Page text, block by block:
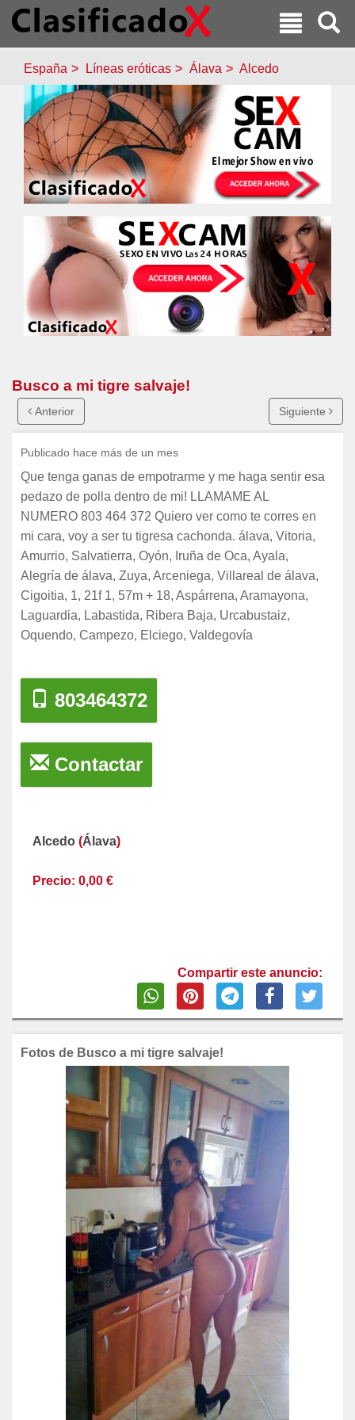
España Líneas eróticas Álava Alcedo
Busco a mi tigre salvaje!
Anterior Siguiente
Publicado hace más de un mes
Que tenga ganas de empotrarme y me haga sentir esa
pedazo de polla dentro de mi! LLAMAME AL
NUMERO 803 464 372 Quiero ver como te corres en
mi cara, voy a ser tu tigresa cachonda. álava, Vitoria,
Amurrio, Salvatierra, Oyón, Iruña de Oca, Ayala,
Alegría de álava, Zuya, Arceniega, Villareal de álava,
Cigoitia, 1, 21f 1, 57m + 18, Aspárrena, Aramayona,
Laguardia, Labastida, Ribera Baja, Urcabustaiz,
Oquendo, Campezo, Elciego, Valdegovía
803464372
Contactar
Alcedo (Álava)
Precio: 0,00 €
Compartir este anuncio:
Fotos de Busco a mi tigre salvaje!